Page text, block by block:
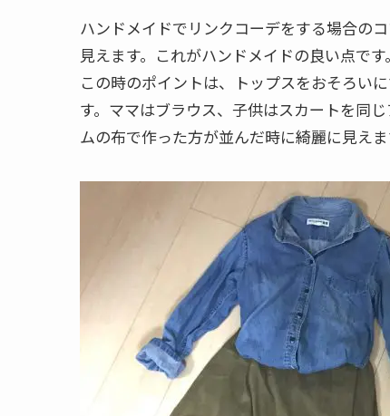
ハンドメイドでリンクコーデをする場合の
見えます。これがハンドメイドの良い点です。
この時のポイントは、トップスをおそろい
す。ママはブラウス、子供はスカートを同
ムの布で作った方が並んだ時に綺麗に見えま